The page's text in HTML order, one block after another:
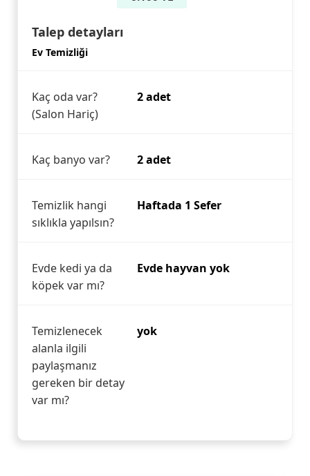
Talep detayları
Ev Temizliği
Kaç oda var?
(Salon Hariç)
2 adet
Kaç banyo var? 2 adet
Temizlik hangi
sıklıkla yapılsın?
Haftada 1 Sefer
Evde kedi ya da
köpek var mı?
Evde hayvan yok
Temizlenecek
alanla ilgili
paylaşmanız
gereken bir detay
var mı?
yok